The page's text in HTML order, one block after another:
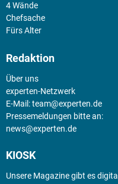
4 Wände
Chefsache
Fürs Alter
Redaktion
Über uns
experten-Netzwerk
E-Mail:team@experten.de
Pressemeldungen bitte an:
news@experten.de
KIOSK
Unsere Magazine gibt es digital